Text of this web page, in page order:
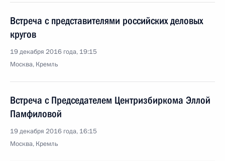
Встреча с представителями российских деловых
кругов
19 декабря 2016 года, 19:15
Москва, Кремль
Встреча с Председателем Центризбиркома Эллой
Памфиловой
19 декабря 2016 года, 16:15
Москва, Кремль